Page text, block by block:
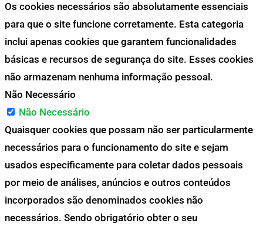
Os cookies necessários são absolutamente essenciais
para que o site funcione corretamente. Esta categoria
inclui apenas cookies que garantem funcionalidades
básicas e recursos de segurança do site. Esses cookies
não armazenam nenhuma informação pessoal.
Não Necessário
Não Necessário
Quaisquer cookies que possam não ser particularmente
necessários para o funcionamento do site e sejam
usados especificamente para coletar dados pessoais
por meio de análises, anúncios e outros conteúdos
incorporados são denominados cookies não
necessários. Sendo obrigatório obter o seu